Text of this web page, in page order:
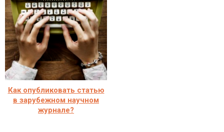
Как опубликовать статью
в зарубежном научном
журнале?